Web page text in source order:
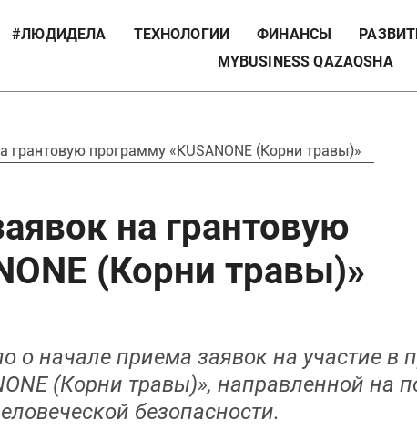
#ЛЮДИДЕЛА ТЕХНОЛОГИИ ФИНАНСЫ
MYBUSINESS QAZAQSHA
грантовую программу «KUSANONE (Корни травы)»
на грантовую
(Корни травы)»
о начале приема заявок на участие в
(Корни травы)», направленной на
безопасности.